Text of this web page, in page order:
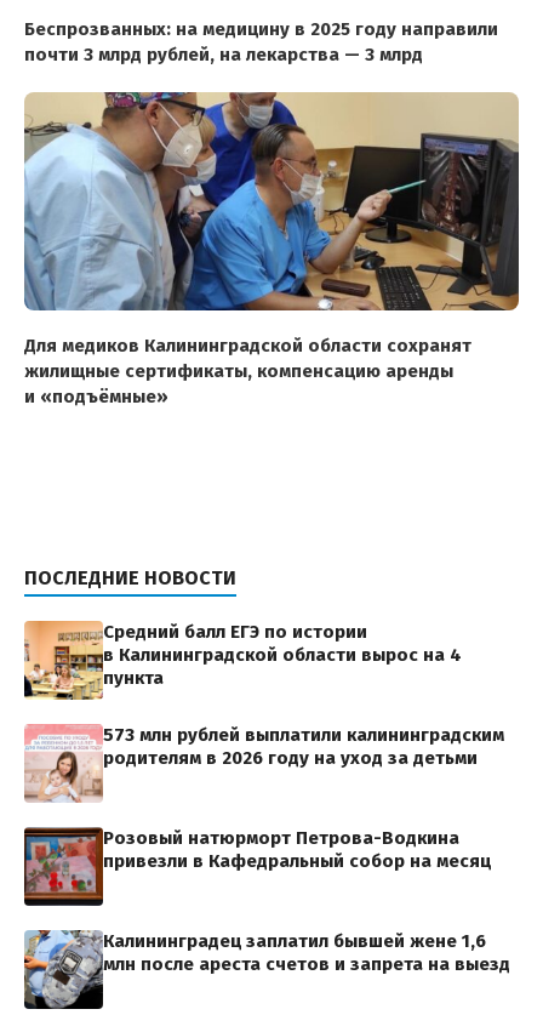
Беспрозванных: на медицину в 2025 году направили
почти 3 млрд рублей, на лекарства — 3 млрд
Для медиков Калининградской области сохранят
жилищные сертификаты, компенсацию аренды
и «подъёмные»
ПОСЛЕДНИЕ НОВОСТИ
Средний балл ЕГЭ по истории
в Калининградской области вырос на 4
пункта
573 млн рублей выплатили калининградским
родителям в 2026 году на уход за детьми
Розовый натюрморт Петрова-Водкина
привезли в Кафедральный собор на месяц
Калининградец заплатил бывшей жене 1,6
млн после ареста счетов и запрета на выезд